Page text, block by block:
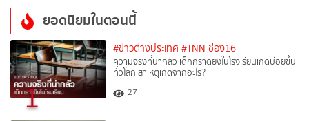
ยอดนิยมในตอนนี้
1
#ข่าวต่างประเทศ #TNN ช่อง16
ความจริงที่น่ากลัว เด็กกราดยิงในโรงเรียนเกิดบ่อยขึ้น
ทั่วโลก สาเหตุเกิดจากอะไร?
27